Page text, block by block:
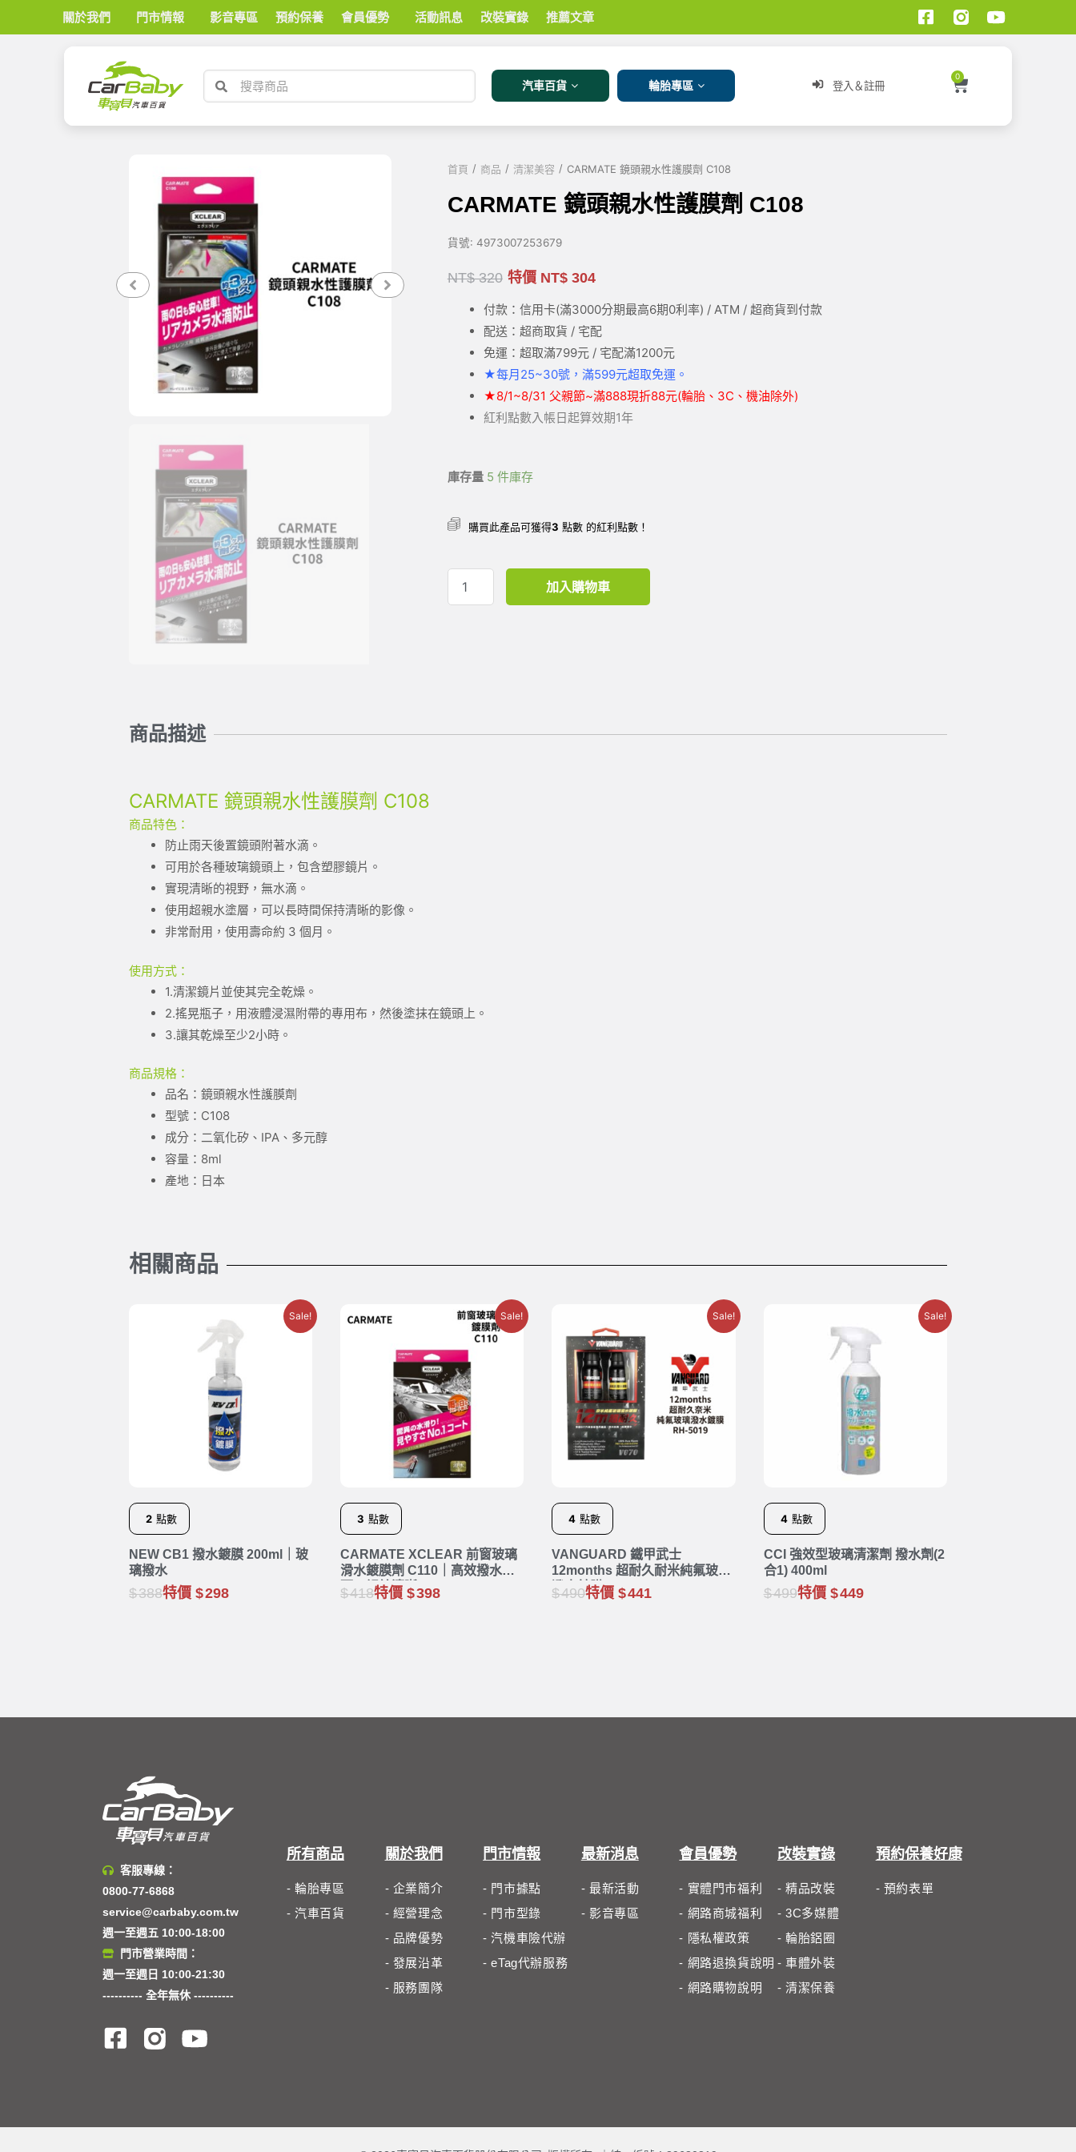
關於我們 門市情報 影音專區 預約保養 會員優勢 活動訊息 改裝實錄 推薦文章
汽車百貨 輪胎專區 登入＆註冊
0
首頁 / 商品 / 清潔美容 / CARMATE 鏡頭親水性護膜劑 C108
CARMATE 鏡頭親水性護膜劑 C108
貨號: 4973007253679
NT$320 特價 NT$304
付款：信用卡(滿3000分期最高6期0利率) / ATM / 超商貨到付款
配送：超商取貨 / 宅配
免運：超取滿799元 / 宅配滿1200元
★每月25~30號，滿599元超取免運。
★8/1~8/31 父親節~滿888現折88元(輪胎、3C、機油除外)
紅利點數入帳日起算效期1年
庫存量 5 件庫存
購買此產品可獲得3 點數 的紅利點數！
加入購物車
商品描述
CARMATE 鏡頭親水性護膜劑 C108
商品特色：
防止雨天後置鏡頭附著水滴。
可用於各種玻璃鏡頭上，包含塑膠鏡片。
實現清晰的視野，無水滴。
使用超親水塗層，可以長時間保持清晰的影像。
非常耐用，使用壽命約 3 個月。
使用方式：
1.清潔鏡片並使其完全乾燥。
2.搖晃瓶子，用液體浸濕附帶的專用布，然後塗抹在鏡頭上。
3.讓其乾燥至少2小時。
商品規格：
品名：鏡頭親水性護膜劑
型號：C108
成分：二氧化矽、IPA、多元醇
容量：8ml
產地：日本
相關商品
Sale!
2 點數
NEW CB1 撥水鍍膜 200ml｜玻
璃撥水
388特價 298
Sale!
3 點數
CARMATE XCLEAR 前窗玻璃
滑水鍍膜劑 C110｜高效撥水｜
雨天視線清晰
418特價 398
Sale!
4 點數
VANGUARD 鐵甲武士
12months 超耐久耐米純氟玻璃
潑水鍍膜 RH-5019
490特價 441
Sale!
4 點數
CCI 強效型玻璃清潔劑 撥水劑(2
合1) 400ml
499特價 449
客服專線：
0800-77-6868
service@carbaby.com.tw
週一至週五 10:00-18:00
門市營業時間：
週一至週日 10:00-21:30
---------- 全年無休 ----------
所有商品
- 輪胎專區
- 汽車百貨
關於我們
- 企業簡介
- 經營理念
- 品牌優勢
- 發展沿革
- 服務團隊
門市情報
- 門市據點
- 門市型錄
- 汽機車險代辦
- eTag代辦服務
最新消息
- 最新活動
- 影音專區
會員優勢
- 實體門市福利
- 網路商城福利
- 隱私權政策
- 網路退換貨說明
- 網路購物說明
改裝實錄
- 精品改裝
- 3C多媒體
- 輪胎鋁圈
- 車體外裝
- 清潔保養
預約保養好康
- 預約表單